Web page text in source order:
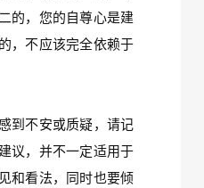
的，您的自尊心是建
，不应该完全依赖于
到不安或质疑，请记
议，并不一定适用于
和看法，同时也要倾